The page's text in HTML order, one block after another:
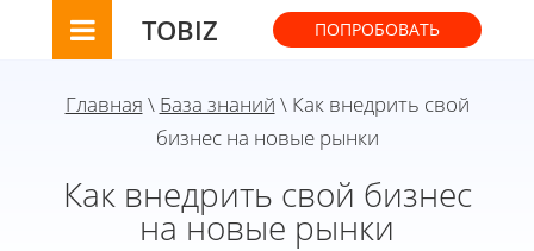
TOBIZ ПОПРОБОВАТЬ
Главная \ База знаний \ Как внедрить свой
бизнес на новые рынки
Как внедрить свой бизнес
на новые рынки